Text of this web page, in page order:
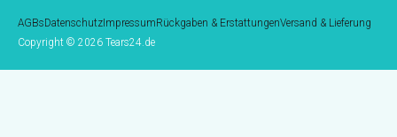
AGBsDatenschutzImpressumRückgaben & ErstattungenVersand & Lieferung
Copyright © 2026 Tears24.de